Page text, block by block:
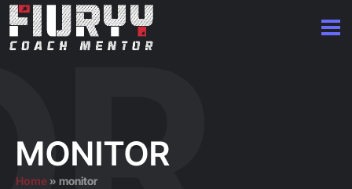
MONITOR
Home » monitor